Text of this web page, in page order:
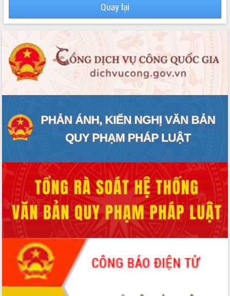
THÔNG TIN CHỈ ĐẠO ĐIỀU HÀNH
VĂN BẢN HĐND TỈNH
ĐIỂM TIN VĂN BẢN
Quay lại